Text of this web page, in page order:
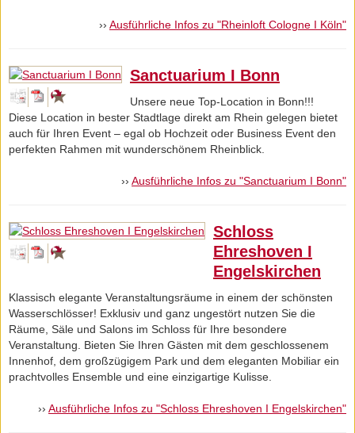
›› Ausführliche Infos zu "Rheinloft Cologne I Köln"
Sanctuarium I Bonn
Unsere neue Top-Location in Bonn!!!
Diese Location in bester Stadtlage direkt am Rhein gelegen bietet
auch für Ihren Event – egal ob Hochzeit oder Business Event den
perfekten Rahmen mit wunderschönem Rheinblick.
›› Ausführliche Infos zu "Sanctuarium I Bonn"
Schloss
Ehreshoven I
Engelskirchen
Klassisch elegante Veranstaltungsräume in einem der schönsten
Wasserschlösser! Exklusiv und ganz ungestört nutzen Sie die
Räume, Säle und Salons im Schloss für Ihre besondere
Veranstaltung. Bieten Sie Ihren Gästen mit dem geschlossenem
Innenhof, dem großzügigem Park und dem eleganten Mobiliar ein
prachtvolles Ensemble und eine einzigartige Kulisse.
›› Ausführliche Infos zu "Schloss Ehreshoven I Engelskirchen"